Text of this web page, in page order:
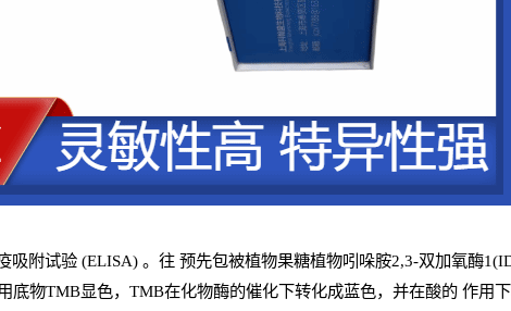
吸附试验(ELISA) 。往 预先包被植物果糖植物吲哚胺2,3-双加氧酶
底物TMB显色， TMB在化物酶的催化下转化成蓝色，并在酸的 作用